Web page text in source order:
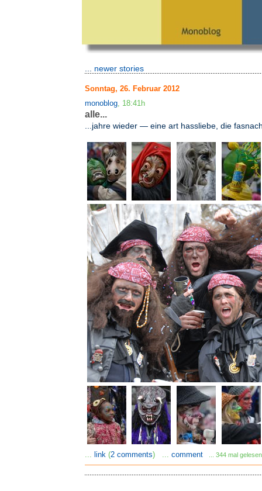
newer stories
Sonntag, 26. Februar 2012
monoblog, 18:41h
alle...
...jahre wieder — eine art hassliebe, die
... link(2 comments) ... comment ... 344 mal gelesen